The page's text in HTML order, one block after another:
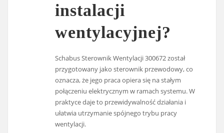
instalacji
wentylacyjnej?
Schabus Sterownik Wentylacji 300672 został
przygotowany jako sterownik przewodowy, co
oznacza, że jego praca opiera się na stałym
połączeniu elektrycznym w ramach systemu. W
praktyce daje to przewidywalność działania i
ułatwia utrzymanie spójnego trybu pracy
wentylacji.